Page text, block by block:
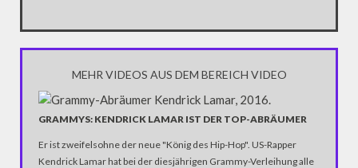
MEHR VIDEOS AUS DEM BEREICH VIDEO
GRAMMYS: KENDRICK LAMAR IST DER TOP-ABRÄUMER
Er ist zweifelsohne der neue "König des Hip-Hop". US-Rapper
Kendrick Lamar hat bei der diesjährigen Grammy-Verleihung alle